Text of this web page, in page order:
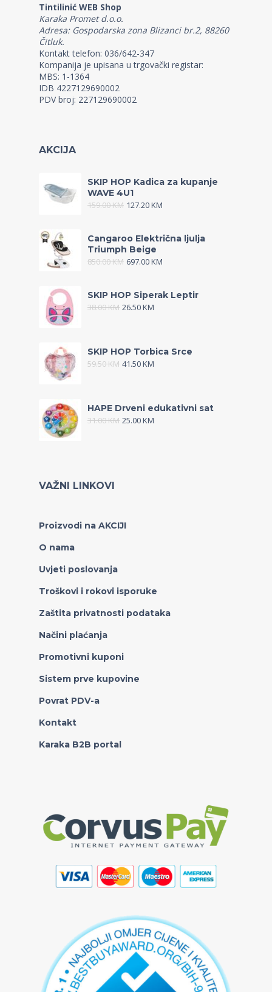
Tintilinić WEB Shop
Karaka Promet d.o.o.
Adresa: Gospodarska zona Blizanci br.2, 88260
Čitluk.
Kontakt telefon: 036/642-347
Kompanija je upisana u trgovački registar:
MBS: 1-1364
IDB 4227129690002
PDV broj: 227129690002
AKCIJA
SKIP HOP Kadica za kupanje
WAVE 4U1
159.00KM 127.20KM
Cangaroo Električna ljulja
Triumph Beige
850.00KM 697.00KM
SKIP HOP Siperak Leptir
38.00KM 26.50KM
SKIP HOP Torbica Srce
59.50KM 41.50KM
HAPE Drveni edukativni sat
31.00KM 25.00KM
VAŽNI LINKOVI
Proizvodi na AKCIJI
O nama
Uvjeti poslovanja
Troškovi i rokovi isporuke
Zaštita privatnosti podataka
Načini plaćanja
Promotivni kuponi
Sistem prve kupovine
Povrat PDV-a
Kontakt
Karaka B2B portal